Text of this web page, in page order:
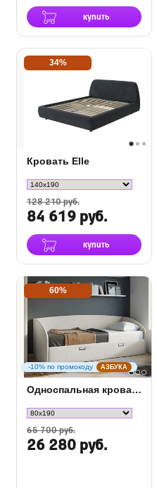
купить
34%
Кровать Elle
128 210 руб.
84 619 руб.
купить
-10% по промокоду АЗБУКА
60%
Односпальная кровать Bono в ткани
65 700 руб.
26 280 руб.